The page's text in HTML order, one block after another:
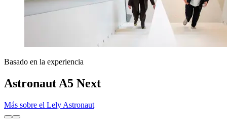
Basado en la experiencia
Astronaut A5 Next
Más sobre el Lely Astronaut